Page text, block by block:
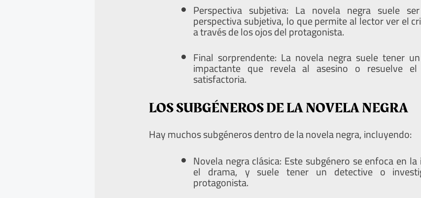
Perspectiva subjetiva: La novela negra suele
perspectiva subjetiva, lo que permite al lector ver el
a través de los ojos del protagonista.
Final sorprendente: La novela negra suele tener
impactante que revela al asesino o resuelve
satisfactoria.
LOS SUBGÉNEROS DE LA NOVELA NEGRA
Hay muchos subgéneros dentro de la novela negra, incluyendo:
Novela negra clásica: Este subgénero se enfoca en
el drama, y suele tener un detective o
protagonista.